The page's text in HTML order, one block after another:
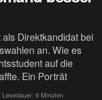
Direktkandidat bei
an. Wie es
auf die
Ein Porträt
Lesedauer: 6 Minuten